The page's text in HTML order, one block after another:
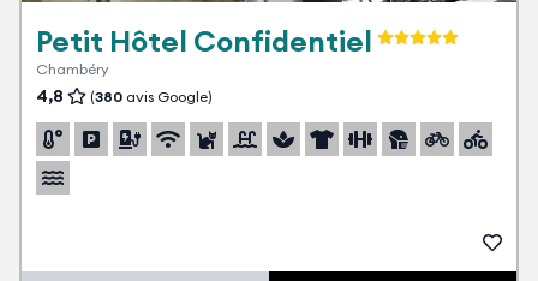
Petit Hôtel Confidentiel
Chambéry
4,8 (380avis Google)